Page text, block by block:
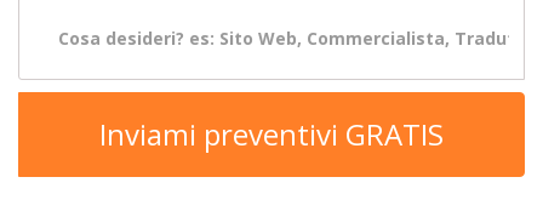
Inviami preventivi GRATIS